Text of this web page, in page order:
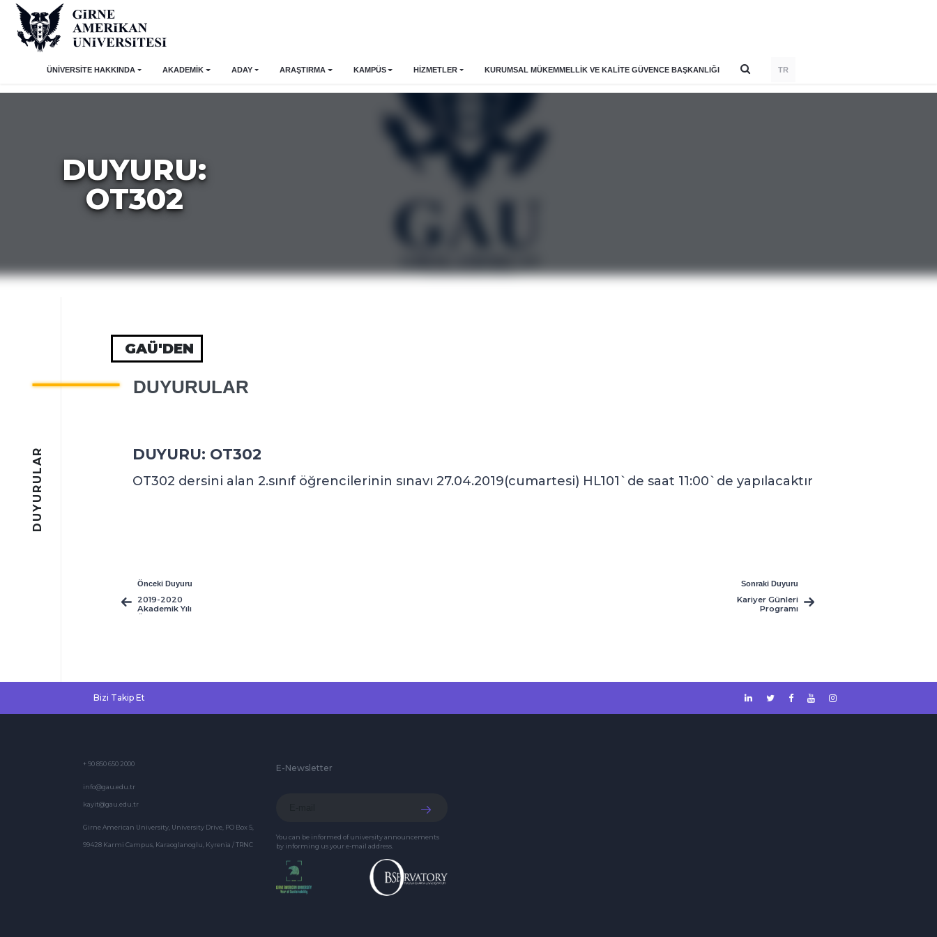
ÜNİVERSİTE HAKKINDA AKADEMİK ADAY ARAŞTIRMA KAMPÜS HİZMETLER KURUMSAL MÜKEMMELLIK VE KALITE GÜVENCE BAŞKANLIĞI TR
DUYURU:
OT302
DUYURULAR
GAÜ'DEN
DUYURULAR
DUYURU: OT302
OT302 dersini alan 2.sınıf öğrencilerinin sınavı 27.04.2019(cumartesi) HL101`de saat 11:00`de yapılacaktır
Önceki Duyuru
2019-2020
Akademik Yılı
Sonraki Duyuru
Kariyer Günleri
Programı
Bizi Takip Et
+ 90 850 650 2000
info@gau.edu.tr
kayit@gau.edu.tr
Girne American University, University Drive, PO Box 5,
99428 Karmi Campus, Karaoglanoglu, Kyrenia / TRNC
E-Newsletter
You can be informed of university announcements
by informing us your e-mail address.